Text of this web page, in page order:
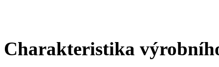
Charakteristika